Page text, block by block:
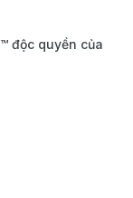
độc quyền của